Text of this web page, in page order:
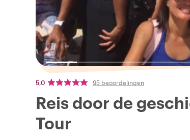
5,0 95 beoordelingen
Reis door de
Tour